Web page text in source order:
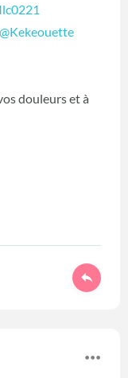
@Kekeouette
douleurs et à